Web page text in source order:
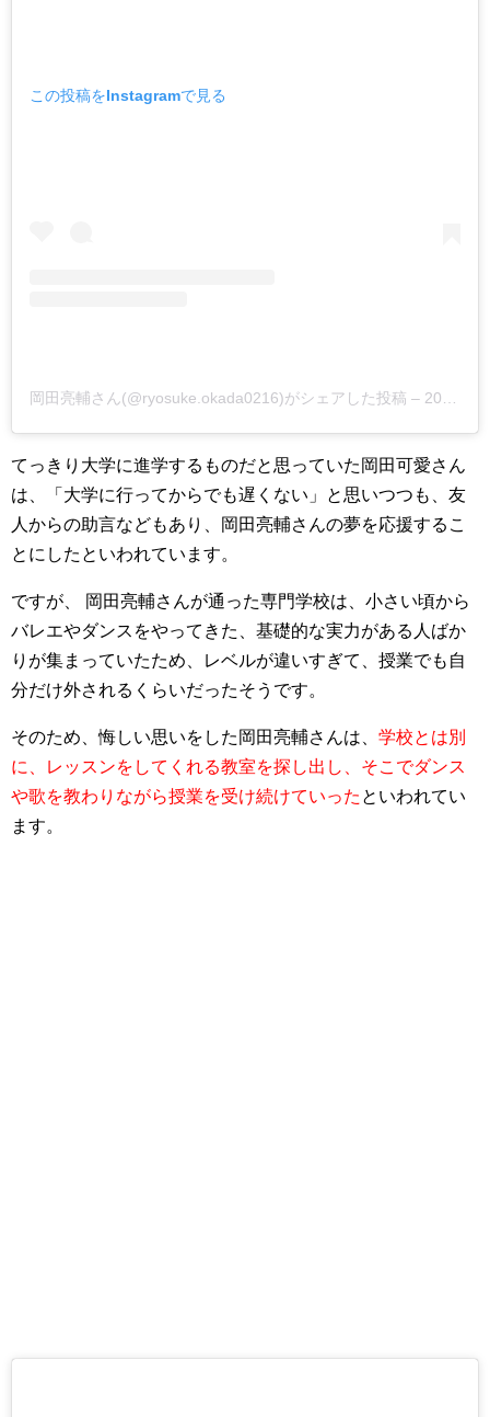
この投稿をInstagramで見る
岡田亮輔さん(@ryosuke.okada0216)がシェアした投稿 – 2019年 6月月19日午後5時54分PDT
てっきり大学に進学するものだと思っていた 岡田可愛さん
は、「大学に行ってからでも遅くない」と思いつつも、友
人からの助言などもあり、岡田亮輔さんの夢を応援するこ
とにした といわれています。
ですが、 岡田亮輔さんが通った専門学校は、小さい頃から
バレエやダンスをやってきた、 基礎的な実力がある人ばか
りが集まっていたため、レベルが違いすぎて、授業でも自
分だけ外されるくらいだったそうです。
そのため、悔しい思いをした岡田亮輔さんは、 学校とは別
に、レッスンをしてくれる教室を探し出し、そこでダンス
や歌を教わりながら授業を受け続けていった といわれてい
ます。